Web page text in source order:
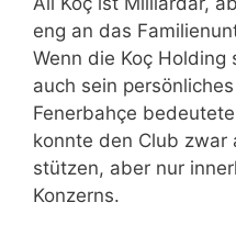
eng an das
Wenn die Koç
auch sein
Fenerbahçe
konnte den Club zwar
stützen, aber nur
Konzerns.